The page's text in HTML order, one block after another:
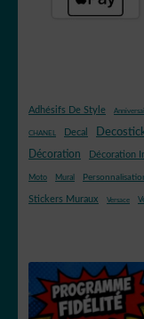
Adhésifs De Style
CHANEL Decal
Décoration Décoration
Moto Mural
Stickers Muraux Versace